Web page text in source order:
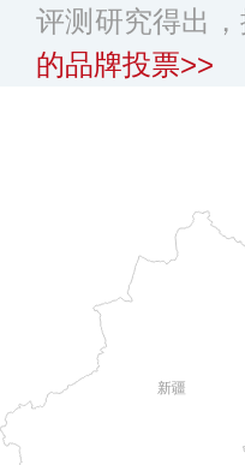
评测研究得出
的品牌投票>>
新疆